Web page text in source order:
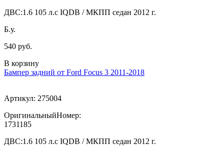
ДВС:1.6 105 л.с IQDB / МКПП седан 2012 г.
Б.у.
540 руб.
В корзину
Бампер задний от Ford Focus 3 2011-2018
Артикул: 275004
ОригинальныйНомер:
1731185
ДВС:1.6 105 л.с IQDB / МКПП седан 2012 г.